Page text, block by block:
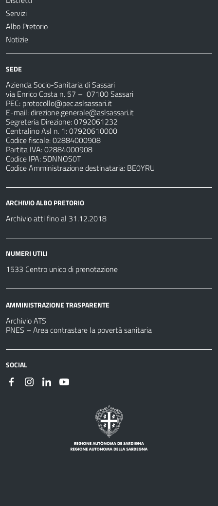
Servizi
Albo Pretorio
Notizie
SEDE
Azienda Socio-Sanitaria di Sassari
via Enrico Costa n. 57 – 07100 Sassari
PEC: protocollo@pec.aslsassari.it
E-mail:direzione.generale@aslsassari.it
Segreteria Direzione: 0792061232
Centralino Asl n. 1: 07920610000
Codice fiscale: 02884000908
Partita IVA: 02884000908
Codice IPA: 5DNNOS0T
Codice Amministrazione destinataria: BE0YRU
ARCHIVIO ALBO PRETORIO
Archivio atti fino al 31.12.2018
NUMERI UTILI
1533 Centro unico di prenotazione
AMMINISTRAZIONE TRASPARENTE
Archivio ATS
PNES – Area contrastare la povertà sanitaria
SOCIAL